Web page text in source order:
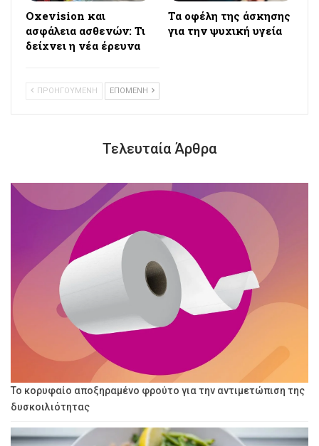
Oxevision και
ασφάλεια ασθενών: Τι
δείχνει η νέα έρευνα
Τα οφέλη της άσκησης
για την ψυχική υγεία
ΠΡΟΗΓΟΥΜΕΝΗ ΕΠΟΜΕΝΗ
Τελευταία Άρθρα
Το κορυφαίο αποξηραμένο φρούτο για την αντιμετώπιση της
δυσκοιλιότητας